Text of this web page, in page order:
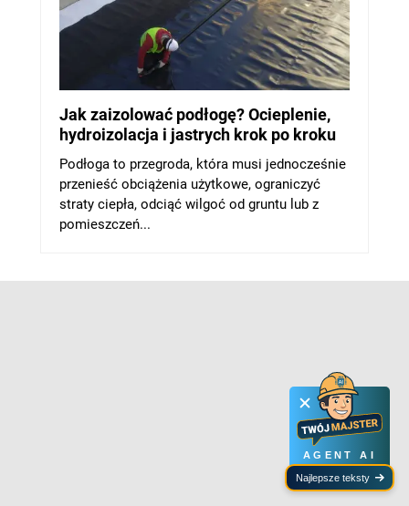
Jak zaizolować podłogę? Ocieplenie,
hydroizolacja i jastrych krok po kroku
Podłoga to przegroda, która musi jednocześnie
przenieść obciążenia użytkowe, ograniczyć
straty ciepła, odciąć wilgoć od gruntu lub z
pomieszczeń...
AGENT AI
Najlepsze teksty